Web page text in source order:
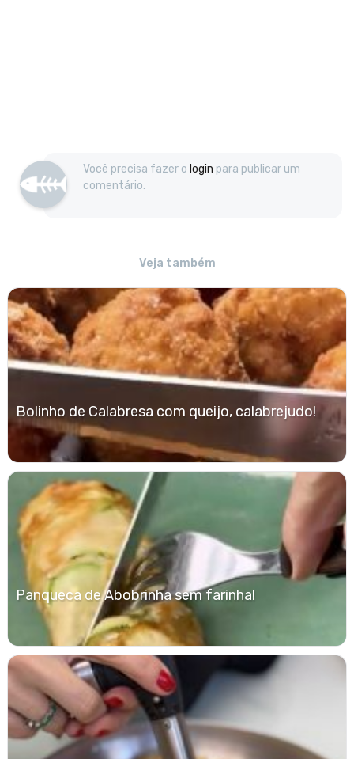
Você precisa fazer o login para publicar um
comentário.
Veja também
Bolinho de Calabresa com queijo, calabrejudo!
Panqueca de Abobrinha sem farinha!